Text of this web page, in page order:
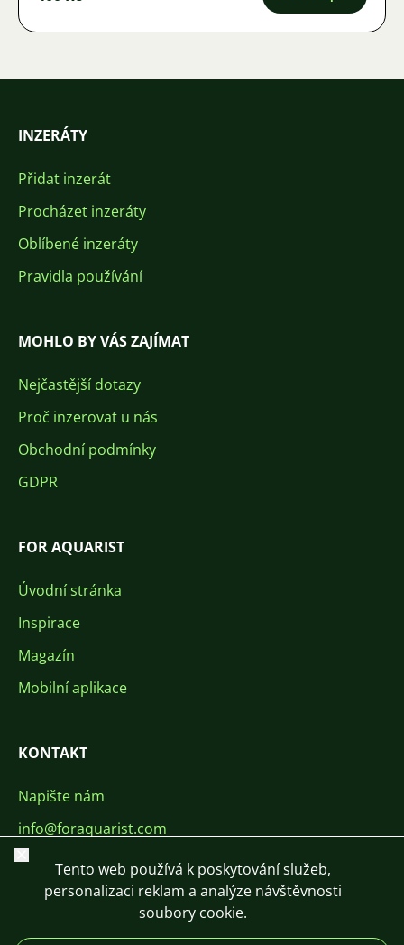
INZERÁTY
Přidat inzerát
Procházet inzeráty
Oblíbené inzeráty
Pravidla používání
MOHLO BY VÁS ZAJÍMAT
Nejčastější dotazy
Proč inzerovat u nás
Obchodní podmínky
GDPR
FOR AQUARIST
Úvodní stránka
Inspirace
Magazín
Mobilní aplikace
KONTAKT
Napište nám
info@foraquarist.com
+420 603 449 602
Zavřít
Tento web používá k poskytování služeb,
personalizaci reklam a analýze návštěvnosti
soubory cookie.